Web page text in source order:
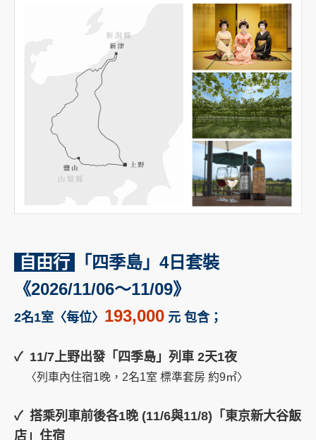
自由行
「四季島」4日套裝
《2026/11/06～11/09》
2名1室〈每位〉 193,000 元 包含；
✓ 11/7上野出發「四季島」列車 2天1夜
〈列車內住宿1晚，2名1室 標準套房 約9㎡〉
✓ 搭乘列車前後各1晚 (11/6與11/8)「東京新大谷飯
店」住宿